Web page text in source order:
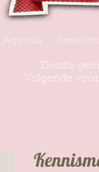
Agenda
Dordts
Volgende